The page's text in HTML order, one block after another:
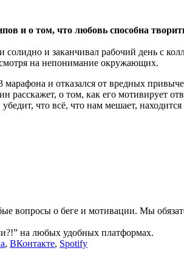
и о том, что любовь способна
солидно и заканчивал рабочий день с
на непонимание окружающих.
и отказался от вредных
о том, как его мотивирует
убедит, что всё, что нам мешает,
вопросы о беге и мотивации. Мы
на любых удобных платформах.
, ВКонтакте, Spotify